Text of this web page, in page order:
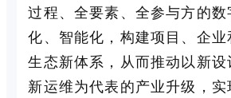
过程、全要素、全参与方的
化、智能化，构建项目、企业
生态新体系，从而推动以新设
新运维为代表的产业升级，